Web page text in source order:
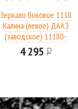
Зеркало боковое 1118
Калина (левое) ДААЗ
(заводское) 11180-
8201005-23
4 295Р